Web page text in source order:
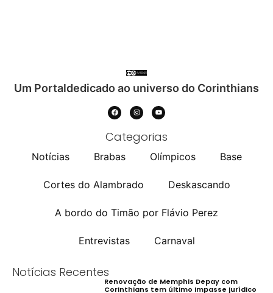
Um Portaldedicado ao universo do Corinthians
Categorias
Notícias Brabas Olímpicos Base
Cortes do Alambrado Deskascando
A bordo do Timão por Flávio Perez
Entrevistas Carnaval
Notícias Recentes
Renovação de Memphis Depay com
Corinthians tem último impasse jurídico